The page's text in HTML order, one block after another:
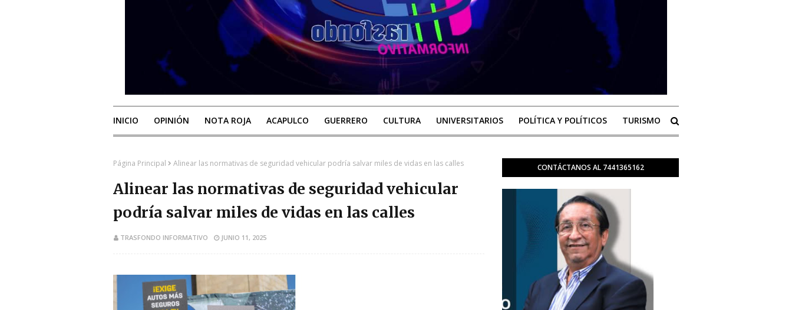
INICIO OPINIÓN NOTA ROJA ACAPULCO GUERRERO CULTURA UNIVERSITARIOS POLÍTICA Y POLÍTICOS TURISMO
Página Principal Alinear las normativas de seguridad vehicular podría salvar miles de vidas en las calles
Alinear las normativas de seguridad vehicular
podría salvar miles de vidas en las calles
TRASFONDO INFORMATIVO JUNIO 11, 2025
CONTÁCTANOS AL 7441365162